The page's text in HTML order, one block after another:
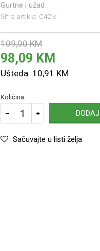
Gurtne i užad
Šifra artikla: C42 V
109,00 KM
98,09 KM
Ušteda: 10,91 KM
Količina:
Sačuvajte u listi želja